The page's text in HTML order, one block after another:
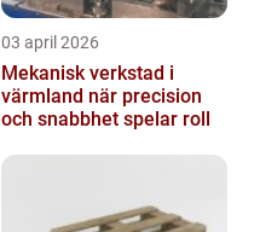
03 april 2026
Mekanisk verkstad i
värmland när precision
och snabbhet spelar roll